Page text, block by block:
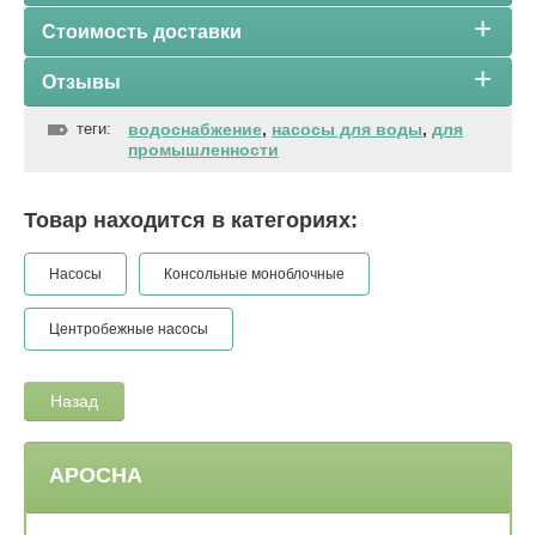
Стоимость доставки
Отзывы
теги: водоснабжение, насосы для воды, для
промышленности
Товар находится в категориях:
Насосы Консольные моноблочные
Центробежные насосы
Назад
АРОСНА